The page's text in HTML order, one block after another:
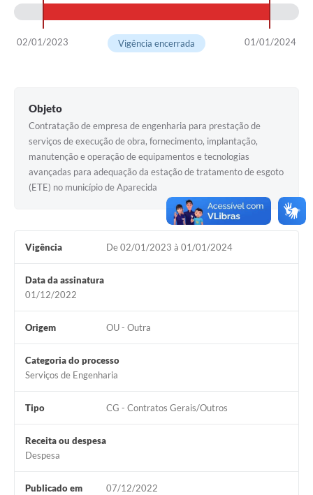
Recomendações e Avisos em Geral
Setores
Obras
Links
02/01/2023 01/01/2024
Vigência encerrada
Objeto
Contratação de empresa de engenharia para prestação de
serviços de execução de obra, fornecimento, implantação,
manutenção e operação de equipamentos e tecnologias
avançadas para adequação da estação de tratamento de esgoto
(ETE) no município de Aparecida
Vigência De 02/01/2023 à 01/01/2024
Data da assinatura
01/12/2022
Origem OU - Outra
Categoria do processo
Serviços de Engenharia
Tipo CG - Contratos Gerais/Outros
Receita ou despesa
Despesa
Publicado em 07/12/2022